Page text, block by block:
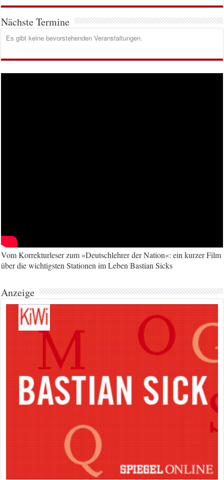
Nächste Termine
Es gibt keine bevorstehenden Veranstaltungen.
Vom Korrekturleser zum »Deutschlehrer der Nation«: ein kurzer Film
über die wichtigsten Stationen im Leben Bastian Sicks
Anzeige